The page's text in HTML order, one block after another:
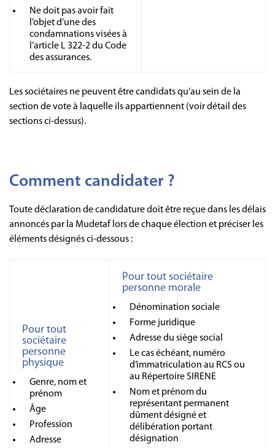
Ne doit pas avoir fait
l’objet d’une des
condamnations visées à
l’article L 322-2 du Code
des assurances.
Les sociétaires ne peuvent être candidats qu’au sein de la
section de vote à laquelle ils appartiennent (voir détail des
sections ci-dessus).
Comment candidater ?
Toute déclaration de candidature doit être reçue dans les délais
annoncés par la Mudetaf lors de chaque élection et préciser les
éléments désignés ci-dessous :
Pour tout
sociétaire
personne
physique
Genre, nom et
prénom
Âge
Profession
Adresse
Pour tout sociétaire
personne morale
Dénomination sociale
Forme juridique
Adresse du siège social
Le cas échéant, numéro
d’immatriculation au RCS ou
au Répertoire SIRENE
Nom et prénom du
représentant permanent
dûment désigné et
délibération portant
désignation